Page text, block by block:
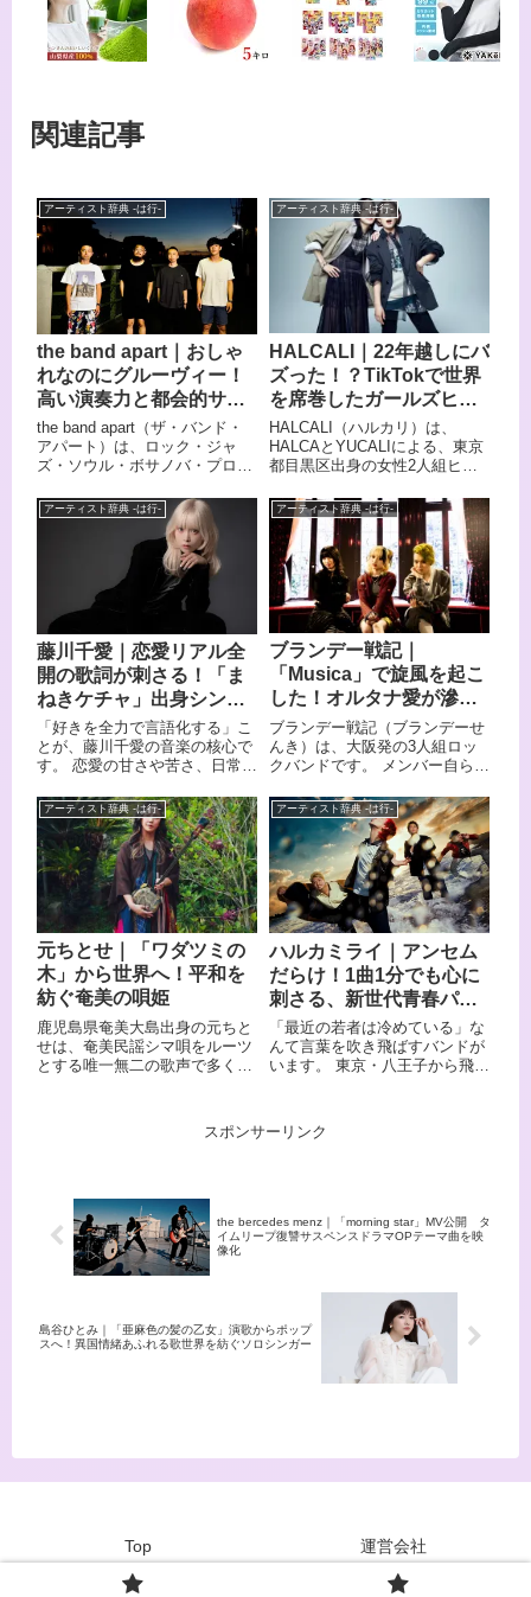
関連記事
アーティスト辞典 -は行-
the band apart｜おしゃ
れなのにグルーヴィー！
高い演奏力と都会的サウ
ンドが光る実力派インデ
ィーズバンド
the band apart（ザ・バンド・
アパート）は、ロック・ジャ
ズ・ソウル・ボサノバ・プログ
のサウンドを作り上げてきた日
本の4人組ロックバンドです。
荒井岳史の透明感ある歌声、川
崎亘一の技術とセンスが光るギ
ター、原昌和のスタイリッシュ
なベース、木暮栄一の緻密なド
ラムが生み出すアンサンブル
は、4人それぞれが異なる音楽
背景を持ちながら見事にひとつ
のグルーヴへと昇華されていま
す。 メタルのコピーバンドから
スタートし、自主レーベルで活
動しながら両国国技館・幕張メ
ッセ・日本武道館での公演を実
現させ、アメリカ・フランス・
げてきた、その音楽的な実直さ
と洗練が多くのリスナーを引き
寄せています。 この記事では、
the band apartのプロフィー
ル・来歴・入門にぴったりのお
すすめ曲5選をわかりやすくま
とめてお届けします。
アーティスト辞典 -は行-
HALCALI｜22年越しにバ
ズった！？TikTokで世界
を席巻したガールズヒッ
プホップの元祖
HALCALI（ハルカリ）は、
HALCAとYUCALIによる、東京
都目黒区出身の女性2人組ヒッ
の頃から同じダンススクールに
通っていた幼なじみで、女性ラ
ッパーのオーディションでグラ
ンプリに輝いたことをきっかけ
に、RIP SLYMEのRYO-ZとDJ
FUMIYAによるユニット
「O.T.F」のプロデュースでデ
ビューしました。 思わず踊りた
くなるようなポップでおしゃれ
なサウンドと、キュートな歌
声、そして若者の心に刺さるリ
リックで、2000年代に一世を風
靡したのち、一度は音楽活動か
ら離れていましたが、近年代表
曲「おつかれSUMMER」が
ヒットを記録し、大きな注目を
集めています。 その人気は日本
国内にとどまらず、世界35カ国
のバイラルチャートにランクイ
ンするほどの社会現象となりま
した。 この記事では、
HALCALIの魅力やメンバー、お
すすめ曲をまとめてご紹介しま
す。
アーティスト辞典 -は行-
藤川千愛｜恋愛リアル全
開の歌詞が刺さる！「ま
ねきケチャ」出身シンガ
ーソングライター
「好きを全力で言語化する」こ
とが、藤川千愛の音楽の核心で
す。 恋愛の甘さや苦さ、日常に
るせなさ——そういった感情を
包み隠さず、独自のワードセン
スで歌にしてしまうシンガーソ
ングライターです。 TVアニメ
「盾の勇者の成り上がり」「デ
ジモンアドベンチャー:」「マイ
ホームヒーロー」
「SAKAMOTO DAYS」など、
多数のアニメ・ドラマ主題歌を
担当し、アニメファンを中心に
広く知られる存在となっていま
す。 ちょっと痛くて、でも正直
で、どこかあたたかい。 そんな
藤川千愛の音楽世界を、まずは
この記事でサクッと覗いてみて
アーティスト辞典 -は行-
ブランデー戦記｜
「Musica」で旋風を起こ
した！オルタナ愛が滲む
ミステリアスな新星バン
ド
ブランデー戦記（ブランデーせ
んき）は、大阪発の3人組ロッ
クバンドです。 メンバー自らが
「Musica」のミュージックビデ
オがYouTubeで爆発的にバズ
り、一躍音楽シーンに躍り出
た、いま大注目の存在です。 メ
ンバーは詳細なプロフィールを
あまり明かしておらず、そのミ
ステリアスな雰囲気も、彼女た
ちの魅力をより一層引き立てて
います。 NewJeansのミンジが
おすすめしたことで海外人気も
高まるなど、その勢いは国境を
越えて拡大中です。 この記事で
は、そんなブランデー戦記のメ
ンバーや来歴、おすすめ曲をま
とめてご紹介します。
アーティスト辞典 -は行-
元ちとせ｜「ワダツミの
木」から世界へ！平和を
紡ぐ奄美の唄姫
鹿児島県奄美大島出身の元ちと
せは、奄美民謡シマ唄をルーツ
とする唯一無二の歌声で多くの
の美しい歌声と、「ワダツミの
木」「青のレクイエム」をはじ
アーティスト辞典 -は行-
ハルカミライ｜アンセム
だらけ！1曲1分でも心に
刺さる、新世代青春パン
クの旗手
「最近の若者は冷めている」な
んて言葉を吹き飛ばすバンドが
います。 東京・八王子から飛び
HEARTSや銀杏BOYZに影響を
受けた彼らは、熱くストレート
を巡るワンマンツアーを開催中
で、ツアーファイナルとなる横
まっすぐに歌い上げる彼らの音
楽は「本物のロックバンド」と
いう言葉がぴったり当てはまり
ます。
スポンサーリンク
the bercedes menz｜「morning star」MV公開 タ
イムリープ復讐サスペンスドラマOPテーマ曲を映
像化
島谷ひとみ｜「亜麻色の髪の乙女」演歌からポップ
スへ！異国情緒あふれる歌世界を紡ぐソロシンガー
Top 運営会社
© 2023~2026 bhodhit magazine co. / bhodhit LLC